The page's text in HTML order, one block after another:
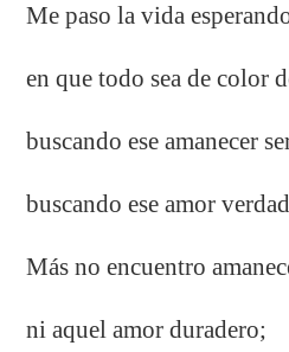
Me paso la vida
en que todo sea de color
buscando ese amanecer
buscando ese amor
Más no encuentro
ni aquel amor duradero;